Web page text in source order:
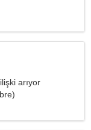
arıyor